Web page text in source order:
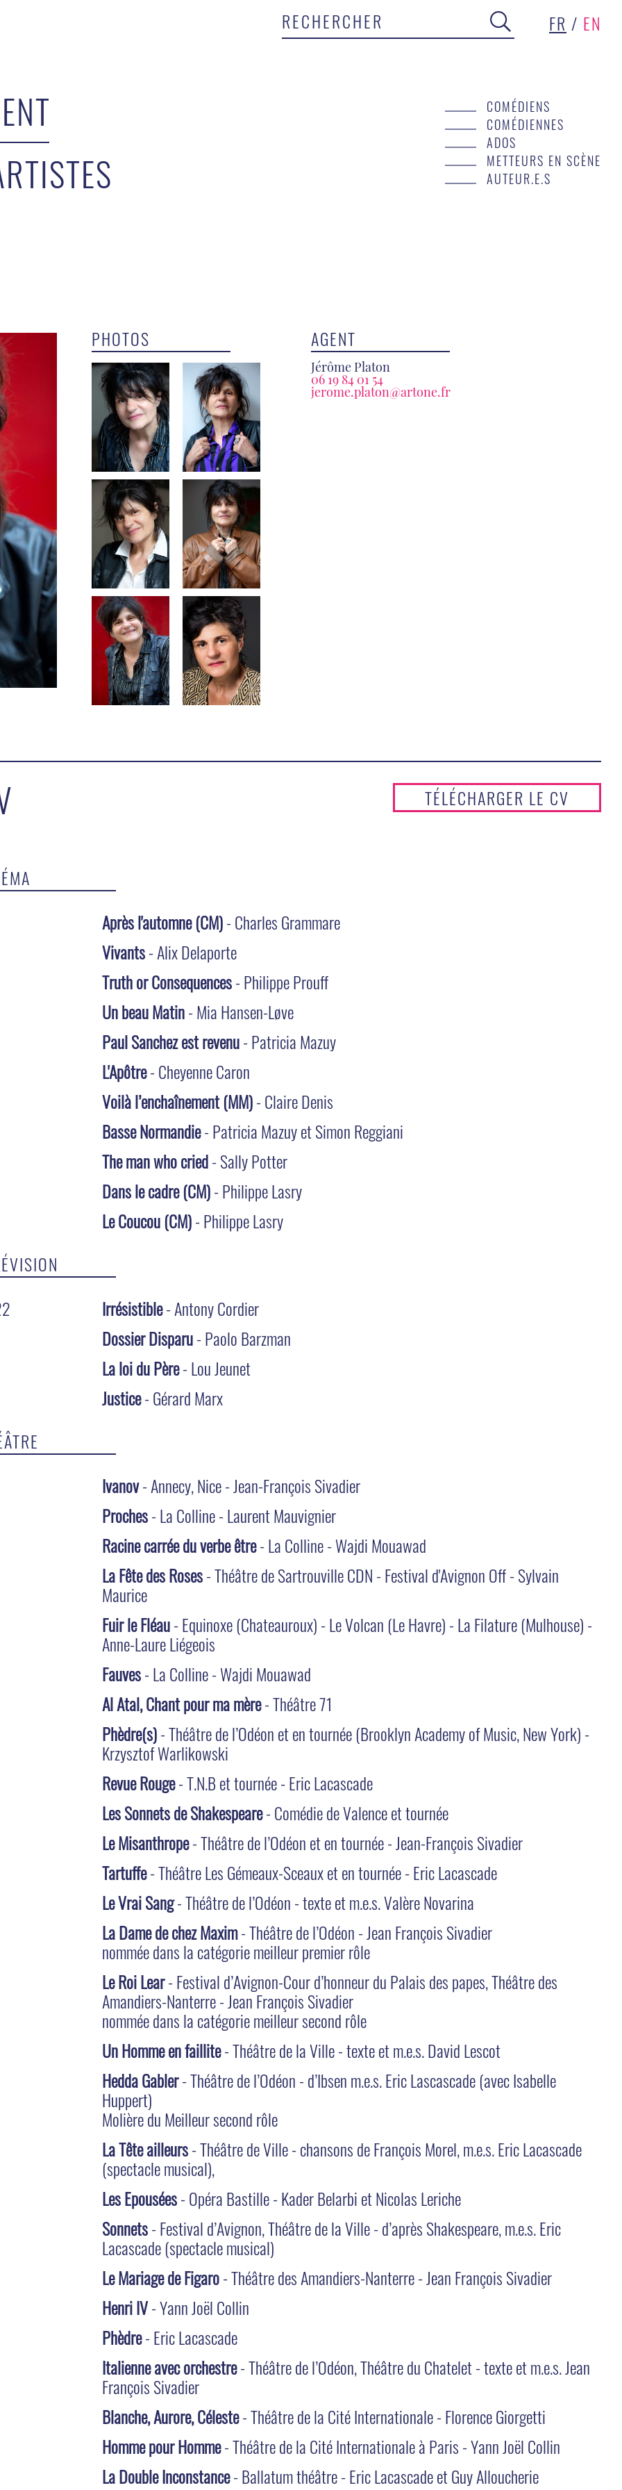
FR / EN
COMÉDIENS
COMÉDIENNES
ADOS
METTEURS EN SCÈNE
AUTEUR.E.S
PHOTOS AGENT
Jérôme Platon
06 19 84 01 54
jerome.platon@artone.fr
TÉLÉCHARGER LE CV
Après l'automne (CM)- Charles Grammare
Vivants- Alix Delaporte
Truth or Consequences- Philippe Prouff
Un beau Matin- Mia Hansen-Løve
Paul Sanchez est revenu- Patricia Mazuy
L'Apôtre- Cheyenne Caron
Voilà l’enchaînement (MM)- Claire Denis
Basse Normandie- Patricia Mazuy et Simon Reggiani
The man who cried- Sally Potter
Dans le cadre (CM)- Philippe Lasry
Le Coucou (CM)- Philippe Lasry
Irrésistible- Antony Cordier
Dossier Disparu- Paolo Barzman
La loi du Père- Lou Jeunet
Justice- Gérard Marx
Ivanov- Annecy, Nice - Jean-François Sivadier
Proches- La Colline - Laurent Mauvignier
Racine carrée du verbe être- La Colline - Wajdi Mouawad
La Fête des Roses- Théâtre de Sartrouville CDN - Festival d'Avignon Off - Sylvain
Maurice
Fuir le Fléau- Equinoxe (Chateauroux) - Le Volcan (Le Havre) - La Filature (Mulhouse) -
Anne-Laure Liégeois
Fauves- La Colline - Wajdi Mouawad
Al Atal, Chant pour ma mère- Théâtre 71
Phèdre(s)- Théâtre de l’Odéon et en tournée (Brooklyn Academy of Music, New York) -
Krzysztof Warlikowski
Revue Rouge- T.N.B et tournée - Eric Lacascade
Les Sonnets de Shakespeare- Comédie de Valence et tournée
Le Misanthrope- Théâtre de l’Odéon et en tournée - Jean-François Sivadier
Tartuffe- Théâtre Les Gémeaux-Sceaux et en tournée - Eric Lacascade
Le Vrai Sang- Théâtre de l’Odéon - texte et m.e.s. Valère Novarina
La Dame de chez Maxim- Théâtre de l’Odéon - Jean François Sivadier
nommée dans la catégorie meilleur premier rôle
Le Roi Lear- Festival d’Avignon-Cour d’honneur du Palais des papes, Théâtre des
Amandiers-Nanterre - Jean François Sivadier
nommée dans la catégorie meilleur second rôle
Un Homme en faillite- Théâtre de la Ville - texte et m.e.s. David Lescot
Hedda Gabler- Théâtre de l’Odéon - d’Ibsen m.e.s. Eric Lascascade (avec Isabelle
Huppert)
Molière du Meilleur second rôle
La Tête ailleurs- Théâtre de Ville - chansons de François Morel, m.e.s. Eric Lacascade
(spectacle musical),
Les Epousées- Opéra Bastille - Kader Belarbi et Nicolas Leriche
Sonnets- Festival d’Avignon, Théâtre de la Ville - d’après Shakespeare, m.e.s. Eric
Lacascade (spectacle musical)
Le Mariage de Figaro- Théâtre des Amandiers-Nanterre - Jean François Sivadier
Henri IV- Yann Joël Collin
Phèdre- Eric Lacascade
Italienne avec orchestre- Théâtre de l’Odéon, Théâtre du Chatelet - texte et m.e.s. Jean
François Sivadier
Blanche, Aurore, Céleste- Théâtre de la Cité Internationale - Florence Giorgetti
Homme pour Homme- Théâtre de la Cité Internationale à Paris - Yann Joël Collin
La Double Inconstance- Ballatum théâtre - Eric Lacascade et Guy Alloucherie